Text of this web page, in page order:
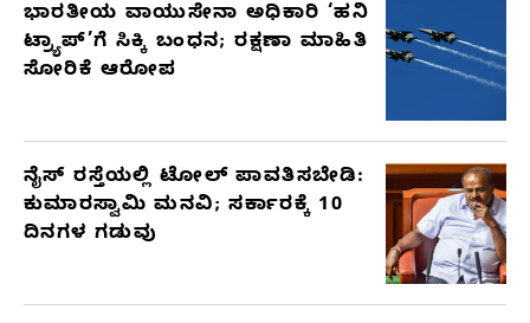
RELATED
ARTICLES
ಭಾರತೀಯ ವಾಯುಸೇನಾ ಅಧಿಕಾರಿ ‘ಹನಿ
ಟ್ರ್ಯಾಪ್’ಗೆ ಸಿಕ್ಕಿ ಬಂಧನ; ರಕ್ಷಣಾ ಮಾಹಿತಿ
ಸೋರಿಕೆ ಆರೋಪ
ನೈಸ್ ರಸ್ತೆಯಲ್ಲಿ ಟೋಲ್ ಪಾವತಿಸಬೇಡಿ:
ಕುಮಾರಸ್ವಾಮಿ ಮನವಿ; ಸರ್ಕಾರಕ್ಕೆ 10
ದಿನಗಳ ಗಡುವು